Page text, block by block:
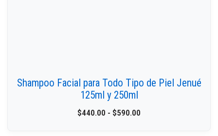
Shampoo Facial para Todo Tipo de Piel Jenué
125ml y 250ml
$440.00 - $590.00